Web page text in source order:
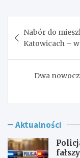
wpisu
Nabór do
Katowicach –
Dwa
Aktualności